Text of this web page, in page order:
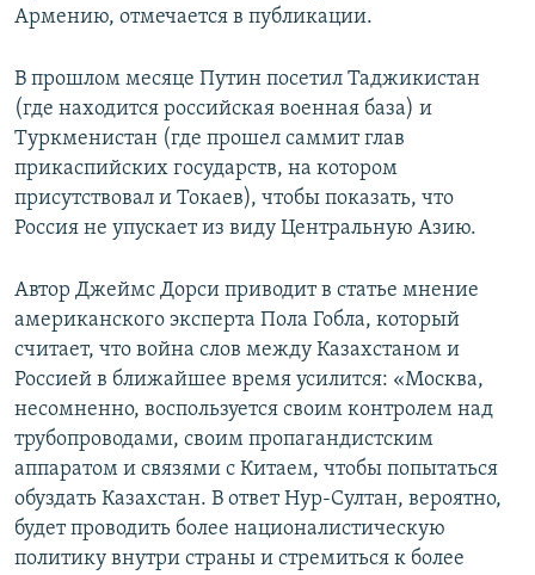
Армению, отмечается в публикации.
В прошлом месяце Путин посетил Таджикистан
(где находится российская военная база) и
Туркменистан (где прошел саммит глав
прикаспийских государств, на котором
присутствовал и Токаев), чтобы показать, что
Россия не упускает из виду Центральную Азию.
Автор Джеймс Дорси приводит в статье мнение
американского эксперта Пола Гобла, который
считает, что война слов между Казахстаном и
Россией в ближайшее время усилится: «Москва,
несомненно, воспользуется своим контролем над
трубопроводами, своим пропагандистским
аппаратом и связями с Китаем, чтобы попытаться
обуздать Казахстан. В ответ Нур-Султан, вероятно,
будет проводить более националистическую
политику внутри страны и стремиться к более